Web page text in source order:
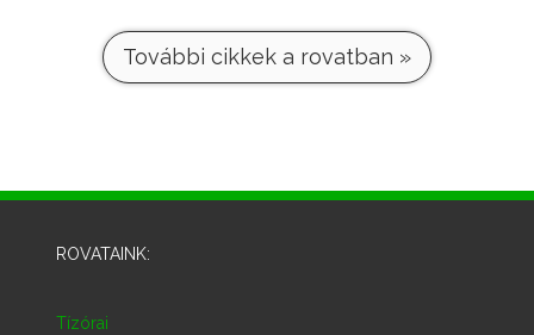
További cikkek a rovatban »
ROVATAINK:
Tízórai